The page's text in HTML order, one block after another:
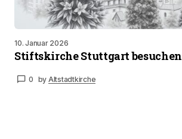
10. Januar 2026
Stiftskirche Stuttgart besuchen
0 by Altstadtkirche